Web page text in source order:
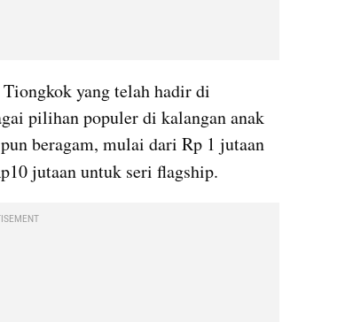
yang telah hadir di
pilihan populer di kalangan anak
beragam, mulai dari Rp 1 jutaan
jutaan untuk seri flagship.